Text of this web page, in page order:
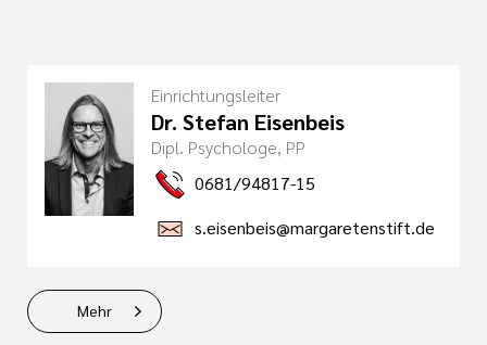
Einrichtungsleiter
Dr. Stefan Eisenbeis
Dipl. Psychologe, PP
0681/94817-15
s.eisenbeis@margaretenstift.de
Mehr